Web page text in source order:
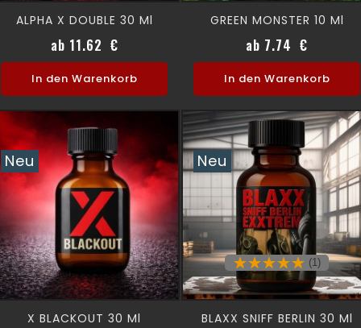
ALPHA X DOUBLE 30 Ml
ab 11.62 €Preis
In den Warenkorb
GREEN MONSTER 10 Ml
ab 7.74 €
In den Warenkorb
Neu
X BLACKOUT 30 Ml
Neu
(1)
BLAXX SNIFF BERLIN 30 Ml